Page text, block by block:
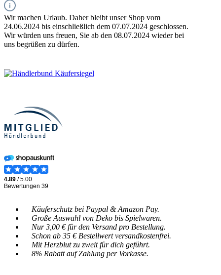
Wir machen Urlaub. Daher bleibt unser Shop vom
24.06.2024 bis einschließlich dem 07.07.2024 geschlossen.
Wir würden uns freuen, Sie ab den 08.07.2024 wieder bei
uns begrüßen zu dürfen.
Käuferschutz bei Paypal & Amazon Pay.
Große Auswahl von Deko bis Spielwaren.
Nur 3,00 € für den Versand pro Bestellung.
Schon ab 35 € Bestellwert versandkostenfrei.
Mit Herzblut zu zweit für dich geführt.
8% Rabatt auf Zahlung per Vorkasse.